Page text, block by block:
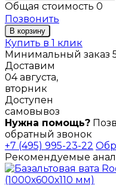
Общая стоимость 0
Позвонить
В корзину
Купить в 1 клик
Минимальный заказ
Доставим
04 августа,
вторник
Доступен
самовывоз
Нужна помощь?
обратный звонок
+7 (495) 995-23-22
Рекомендуемые